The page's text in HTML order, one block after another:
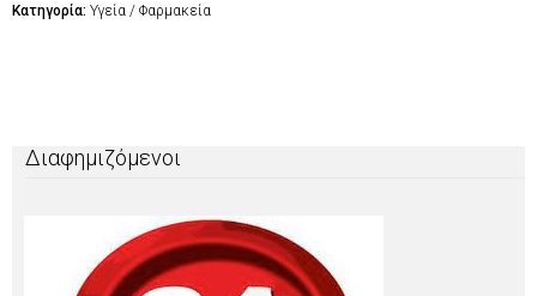
Κατηγορία: Υγεία / Φαρμακεία
Διαφημιζόμενοι